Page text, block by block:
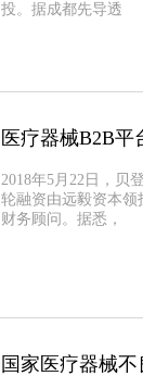
投。据成都先导透
医疗器械B2B
2018年5月22日，贝
轮融资由远毅资本
财务顾问。据悉，
国家医疗器械不